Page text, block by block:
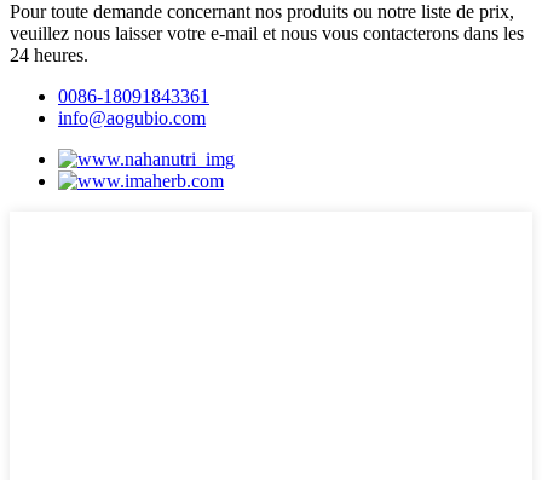
Pour toute demande concernant nos produits ou notre liste de prix,
veuillez nous laisser votre e-mail et nous vous contacterons dans les
24 heures.
0086-18091843361
info@aogubio.com